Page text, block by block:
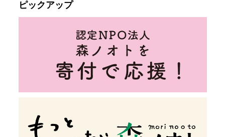
ピックアップ